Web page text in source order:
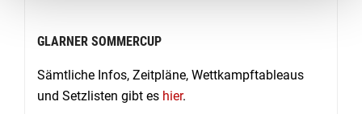
GLARNER SOMMERCUP
Sämtliche Infos, Zeitpläne, Wettkampftableaus
und Setzlisten gibt es hier.